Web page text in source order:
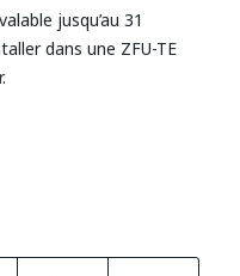
jusqu’au 31
dans une ZFU-TE